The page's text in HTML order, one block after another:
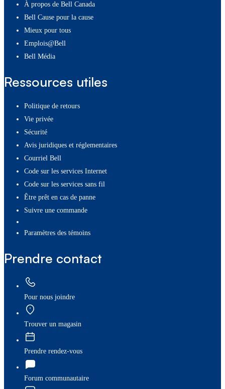
À propos de Bell Canada
Bell Cause pour la cause
Mieux pour tous
Emplois@Bell
Bell Média
Ressources utiles
Politique de retours
Vie privée
Sécurité
Avis juridiques et réglementaires
Courriel Bell
Code sur les services Internet
Code sur les services sans fil
Être prêt en cas de panne
Suivre une commande
paramètres des témoins
Prendre contact
Pour nous joindre
Trouver un magasin
Prendre rendez-vous
Forum communautaire